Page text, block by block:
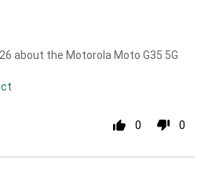
about the Motorola Moto G35 5G
0 0